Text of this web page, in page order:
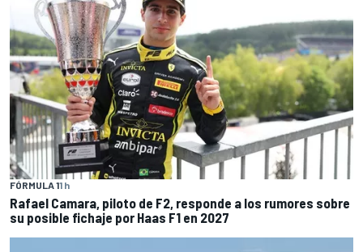
FÓRMULA 11 h
Rafael Camara, piloto de F2, responde a los rumores sobre
su posible fichaje por Haas F1 en 2027